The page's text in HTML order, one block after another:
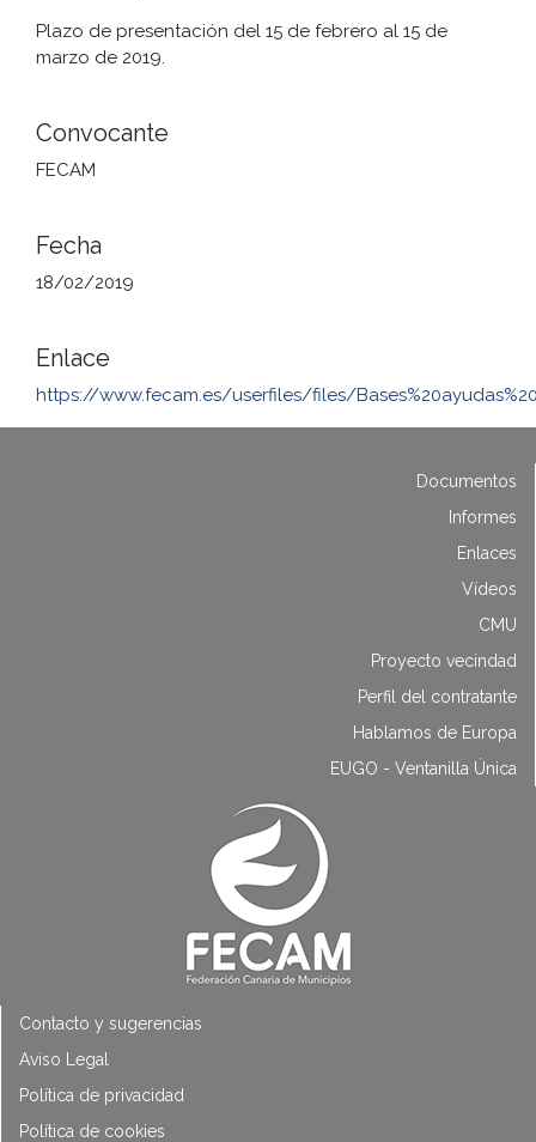
Plazo de presentación del 15 de febrero al 15 de
marzo de 2019.
Convocante
FECAM
Fecha
18/02/2019
Enlace
https://www.fecam.es/userfiles/files/
Documentos
Informes
Enlaces
Vídeos
CMU
Proyecto vecindad
Perfil del contratante
Hablamos de Europa
EUGO - Ventanilla Única
Contacto y sugerencias
Aviso Legal
Política de privacidad
Política de cookies